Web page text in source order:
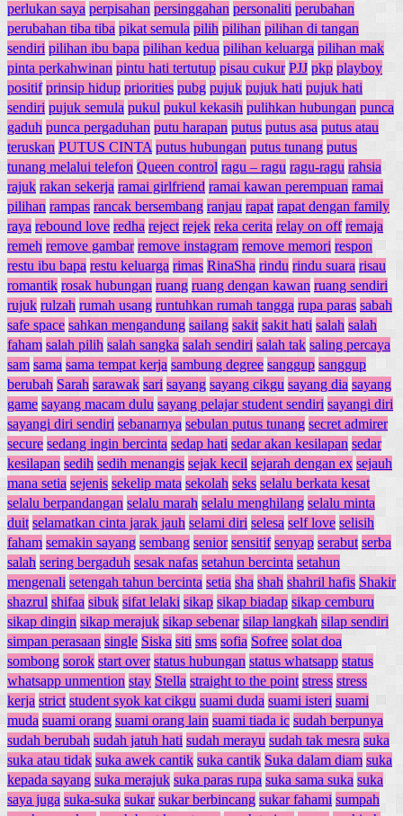
perlukan saya perpisahan persinggahan personaliti perubahan
perubahan tiba tiba pikat semula pilih pilihan pilihan di tangan
sendiri pilihan ibu bapa pilihan kedua pilihan keluarga pilihan mak
pinta perkahwinan pintu hati tertutup pisau cukur PJJ pkp playboy
positif prinsip hidup priorities pubg pujuk pujuk hati pujuk hati
sendiri pujuk semula pukul pukul kekasih pulihkan hubungan punca
gaduh punca pergaduhan putu harapan putus putus asa putus atau
teruskan PUTUS CINTA putus hubungan putus tunang putus
tunang melalui telefon Queen control ragu – ragu ragu-ragu rahsia
rajuk rakan sekerja ramai girlfriend ramai kawan perempuan ramai
pilihan rampas rancak bersembang ranjau rapat rapat dengan family
raya rebound love redha reject rejek reka cerita relay on off remaja
remeh remove gambar remove instagram remove memori respon
restu ibu bapa restu keluarga rimas RinaSha rindu rindu suara risau
romantik rosak hubungan ruang ruang dengan kawan ruang sendiri
rujuk rulzah rumah usang runtuhkan rumah tangga rupa paras sabah
safe space sahkan mengandung sailang sakit sakit hati salah salah
faham salah pilih salah sangka salah sendiri salah tak saling percaya
sam sama sama tempat kerja sambung degree sanggup sanggup
berubah Sarah sarawak sari sayang sayang cikgu sayang dia sayang
game sayang macam dulu sayang pelajar student sendiri sayangi diri
sayangi diri sendiri sebanarnya sebulan putus tunang secret admirer
secure sedang ingin bercinta sedap hati sedar akan kesilapan sedar
kesilapan sedih sedih menangis sejak kecil sejarah dengan ex sejauh
mana setia sejenis sekelip mata sekolah seks selalu berkata kesat
selalu berpandangan selalu marah selalu menghilang selalu minta
duit selamatkan cinta jarak jauh selami diri selesa self love selisih
faham semakin sayang sembang senior sensitif senyap serabut serba
salah sering bergaduh sesak nafas setahun bercinta setahun
mengenali setengah tahun bercinta setia sha shah shahril hafis Shakir
shazrul shifaa sibuk sifat lelaki sikap sikap biadap sikap cemburu
sikap dingin sikap merajuk sikap sebenar silap langkah silap sendiri
simpan perasaan single Siska siti sms sofia Sofree solat doa
sombong sorok start over status hubungan status whatsapp status
whatsapp unmention stay Stella straight to the point stress stress
kerja strict student syok kat cikgu suami duda suami isteri suami
muda suami orang suami orang lain suami tiada ic sudah berpunya
sudah berubah sudah jatuh hati sudah merayu sudah tak mesra suka
suka atau tidak suka awek cantik suka cantik Suka dalam diam suka
kepada sayang suka merajuk suka paras rupa suka sama suka suka
saya juga suka-suka sukar sukar berbincang sukar fahami sumpah